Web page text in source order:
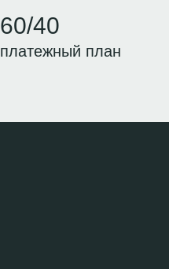
60/40
платежный план